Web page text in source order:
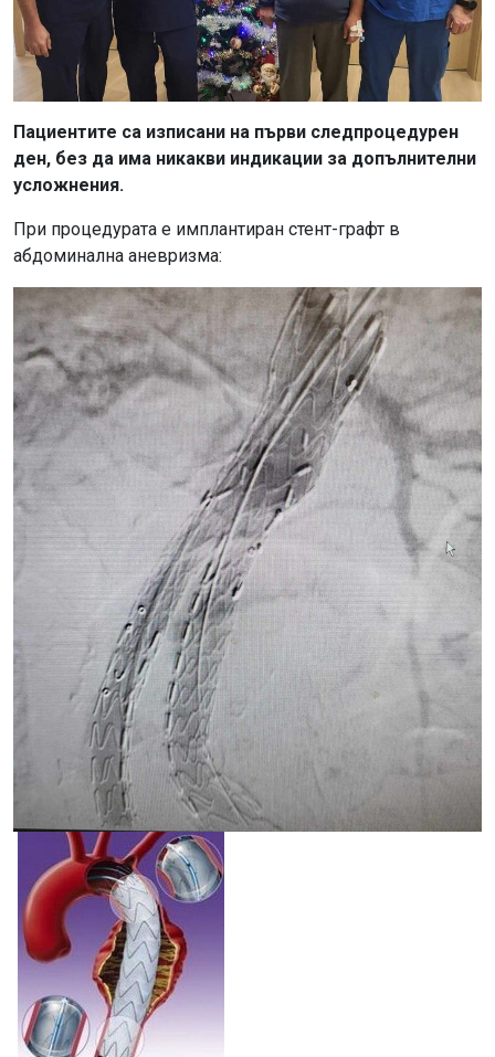
Пациентите са изписани на първи следпроцедурен
ден, без да има никакви индикации за допълнителни
усложнения.
При процедурата е имплантиран стент-графт в
абдоминална аневризма: